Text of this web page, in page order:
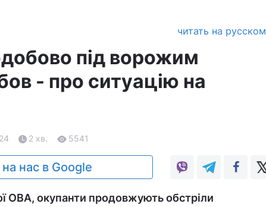
читать на русском
під ворожим
- про ситуацію на
2 хв. 5541
нас в Google
ОВА, окупанти продовжують обстріли